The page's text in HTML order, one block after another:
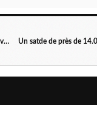
Tsaty Mabiala accuse le gouvernement d'organiser les divisions à l'UPADS